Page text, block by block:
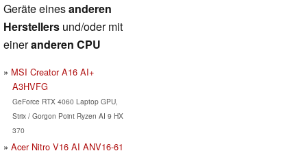
Geräte einesanderen
Herstellers und/oder mit
eineranderen CPU
MSI Creator A16 AI+
A3HVFG
GeForce RTX 4060 Laptop GPU,
Strix / Gorgon Point Ryzen AI 9 HX
370
Acer Nitro V16 AI ANV16-61